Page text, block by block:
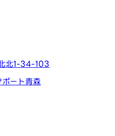
北1-34-103
ート青森